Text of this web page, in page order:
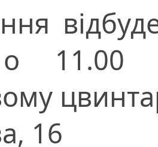
11.00
16